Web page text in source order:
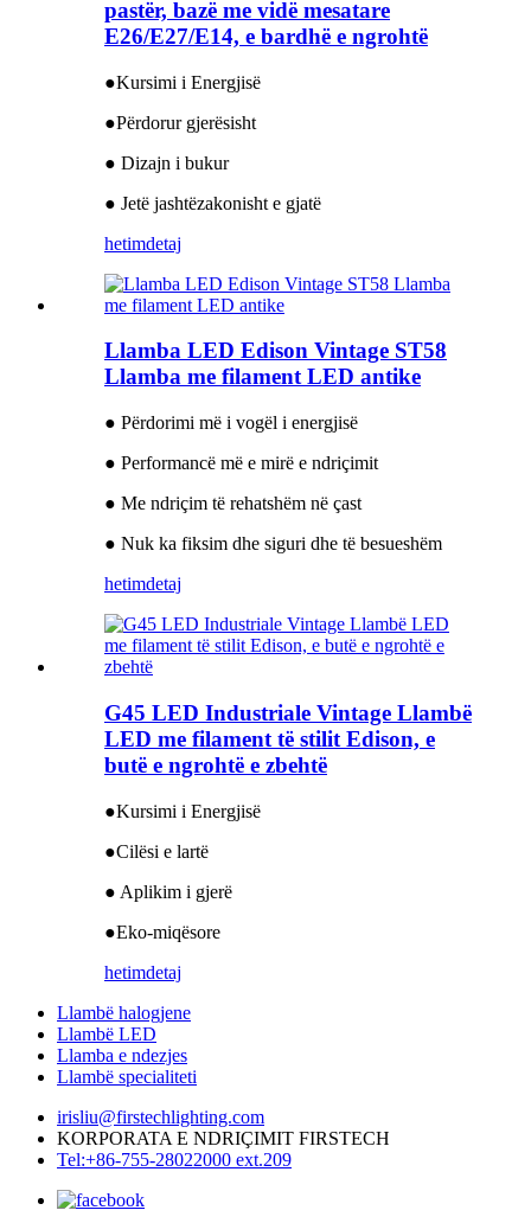
pastër, bazë me vidë mesatare
E26/E27/E14, e bardhë e ngrohtë
●Kursimi i Energjisë
●Përdorur gjerësisht
● Dizajn i bukur
● Jetë jashtëzakonisht e gjatë
hetimdetaj
Llamba LED Edison Vintage ST58
Llamba me filament LED antike
● Përdorimi më i vogël i energjisë
● Performancë më e mirë e ndriçimit
● Me ndriçim të rehatshëm në çast
● Nuk ka fiksim dhe siguri dhe të besueshëm
hetimdetaj
G45 LED Industriale Vintage Llambë
LED me filament të stilit Edison, e
butë e ngrohtë e zbehtë
●Kursimi i Energjisë
●Cilësi e lartë
● Aplikim i gjerë
●Eko-miqësore
hetimdetaj
Llambë halogjene
Llambë LED
Llamba e ndezjes
Llambë specialiteti
irisliu@firstechlighting.com
KORPORATA E NDRIÇIMIT FIRSTECH
Tel:+86-755-28022000 ext.209